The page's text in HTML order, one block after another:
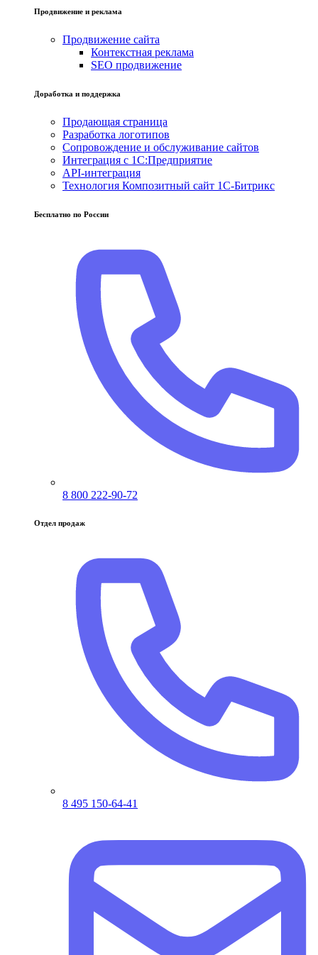
Продвижение и реклама
Продвижение сайта
Контекстная реклама
SEO продвижение
Доработка и поддержка
Продающая страница
Разработка логотипов
Сопровождение и обслуживание сайтов
Интеграция с 1С:Предприятие
API-интеграция
Технология Композитный сайт 1С-Битрикс
Бесплатно по России
8 800 222-90-72
Отдел продаж
8 495 150-64-41